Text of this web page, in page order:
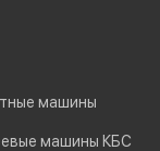
машины
машины КБС